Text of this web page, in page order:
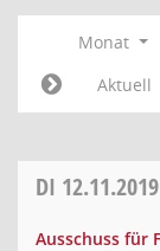
Monat
Aktuell
DI 12.11.2019
Ausschuss für